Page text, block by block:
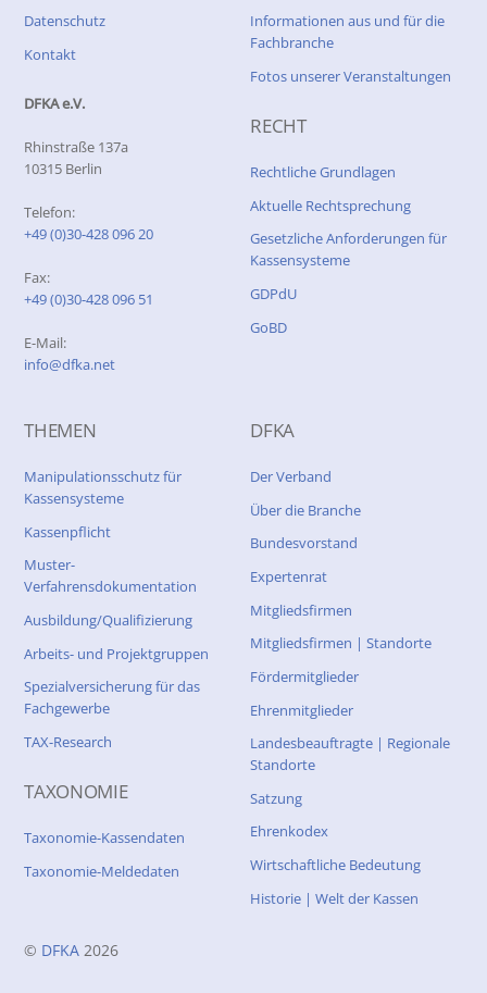
Datenschutz
Kontakt
DFKA e.V.
Rhinstraße 137a
10315 Berlin
Telefon:
+49 (0)30-428 096 20
Fax:
+49 (0)30-428 096 51
E-Mail:
info@dfka.net
Informationen aus und für die
Fachbranche
Fotos unserer Veranstaltungen
RECHT
Rechtliche Grundlagen
Aktuelle Rechtsprechung
Gesetzliche Anforderungen für
Kassensysteme
GDPdU
GoBD
THEMEN
Manipulationsschutz für
Kassensysteme
Kassenpflicht
Muster-
Verfahrensdokumentation
Ausbildung/Qualifizierung
Arbeits- und Projektgruppen
Spezialversicherung für das
Fachgewerbe
TAX-Research
TAXONOMIE
Taxonomie-Kassendaten
Taxonomie-Meldedaten
DFKA
Der Verband
Über die Branche
Bundesvorstand
Expertenrat
Mitgliedsfirmen
Mitgliedsfirmen | Standorte
Fördermitglieder
Ehrenmitglieder
Landesbeauftragte | Regionale
Standorte
Satzung
Ehrenkodex
Wirtschaftliche Bedeutung
Historie | Welt der Kassen
© DFKA 2026